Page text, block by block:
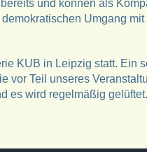
und können als
Umgang
KUB in Leipzig statt. Ein
vor Teil unseres
es wird regelmäßig gelüftet.